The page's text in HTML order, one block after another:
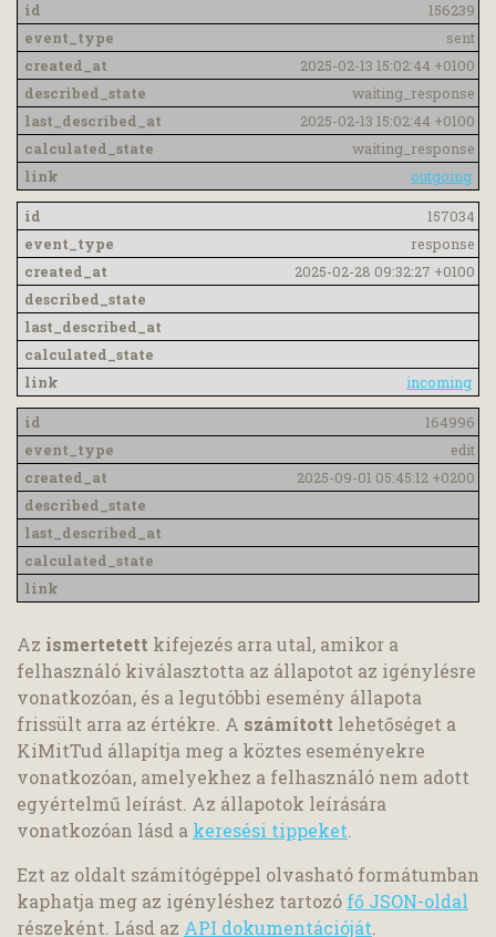
156239
sent
2025-02-13 15:02:44 +0100
waiting_response
2025-02-13 15:02:44 +0100
waiting_response
outgoing
157034
response
2025-02-28 09:32:27 +0100
incoming
164996
edit
2025-09-01 05:45:12 +0200
Az ismertetett kifejezés arra utal, amikor a
felhasználó kiválasztotta az állapotot az igénylésre
vonatkozóan, és a legutóbbi esemény állapota
frissült arra az értékre. A számított lehetőséget a
KiMitTud állapítja meg a köztes eseményekre
vonatkozóan, amelyekhez a felhasználó nem adott
egyértelmű leírást. Az állapotok leírására
vonatkozóan lásd a keresési tippeket.
Ezt az oldalt számítógéppel olvasható formátumban
kaphatja meg az igényléshez tartozó fő JSON-oldal
részeként. Lásd az API dokumentációját.